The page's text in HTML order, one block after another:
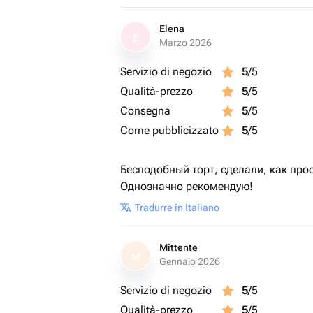
Elena
Marzo 2026
Servizio di negozio 5/5
Qualità-prezzo
5/5
Consegna
5/5
Come pubblicizzato
5/5
Бесподобный торт, сделали, как
Однозначно рекомендую!
Tradurre in Italiano
M
Mittente
Gennaio 2026
Servizio di negozio 5/5
Qualità-prezzo
5/5